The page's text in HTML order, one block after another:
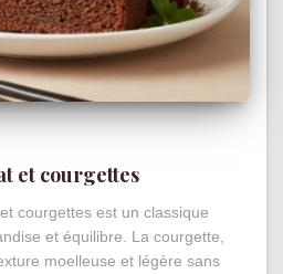
et courgettes
courgettes est un classique
et équilibre. La courgette,
moelleuse et légère sans